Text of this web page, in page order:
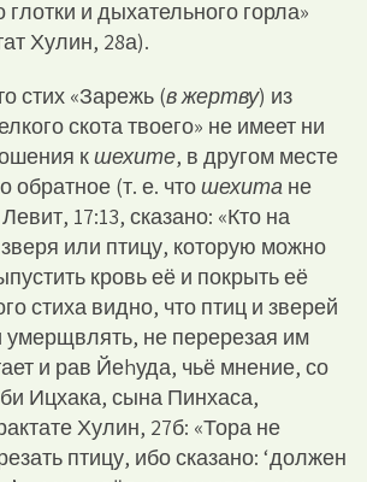
глотки и дыхательного горла»
Хулин, 28а).
стих «Зарежь (в жертву) из
скота твоего» не имеет ни
кшехите, в другом месте
(т. е. чтошехита не
17:13, сказано: «Кто на
или птицу, которую можно
кровь её и покрыть её
стиха видно, что птиц и зверей
умерщвлять, не перерезая им
и рав Йеhуда, чьё мнение, со
Ицхака, сына Пинхаса,
Хулин, 27б: «Тора не
птицу, ибо сказано: ‘должен